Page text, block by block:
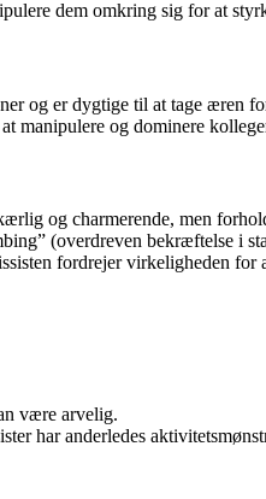
dem omkring sig for at
og er dygtige til at tage æren
manipulere og dominere
og charmerende, men
(overdreven bekræftelse i
fordrejer virkeligheden for
være arvelig.
har anderledes